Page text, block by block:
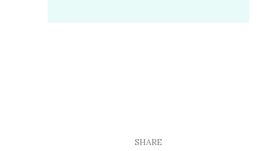
SHARE